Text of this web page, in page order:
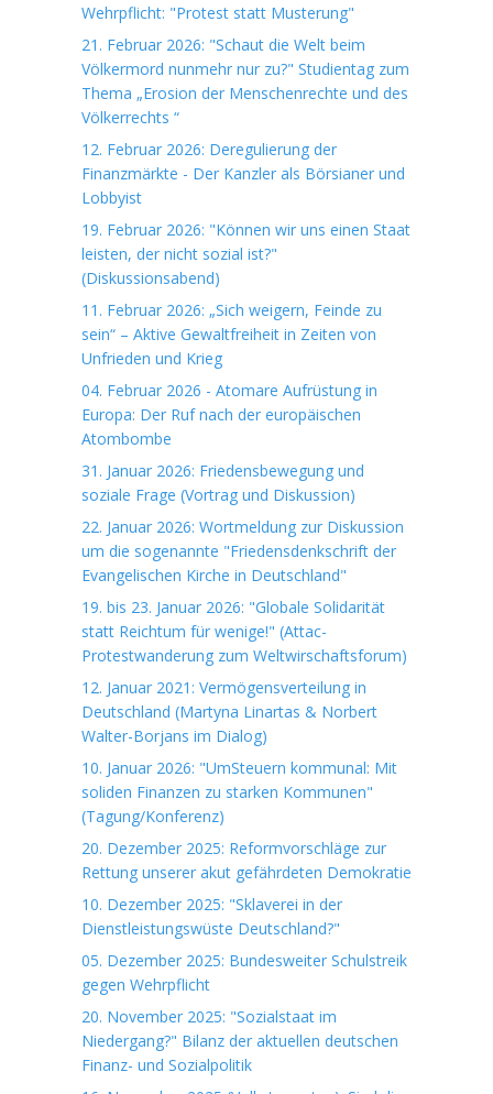
Wehrpflicht: "Protest statt Musterung"
21. Februar 2026: "Schaut die Welt beim
Völkermord nunmehr nur zu?" Studientag zum
Thema „Erosion der Menschenrechte und des
Völkerrechts “
12. Februar 2026: Deregulierung der
Finanzmärkte - Der Kanzler als Börsianer und
Lobbyist
19. Februar 2026: "Können wir uns einen Staat
leisten, der nicht sozial ist?"
(Diskussionsabend)
11. Februar 2026: „Sich weigern, Feinde zu
sein“ – Aktive Gewaltfreiheit in Zeiten von
Unfrieden und Krieg
04. Februar 2026 - Atomare Aufrüstung in
Europa: Der Ruf nach der europäischen
Atombombe
31. Januar 2026: Friedensbewegung und
soziale Frage (Vortrag und Diskussion)
22. Januar 2026: Wortmeldung zur Diskussion
um die sogenannte "Friedensdenkschrift der
Evangelischen Kirche in Deutschland"
19. bis 23. Januar 2026: "Globale Solidarität
statt Reichtum für wenige!" (Attac-
Protestwanderung zum Weltwirschaftsforum)
12. Januar 2021: Vermögensverteilung in
Deutschland (Martyna Linartas & Norbert
Walter-Borjans im Dialog)
10. Januar 2026: "UmSteuern kommunal: Mit
soliden Finanzen zu starken Kommunen"
(Tagung/Konferenz)
20. Dezember 2025: Reformvorschläge zur
Rettung unserer akut gefährdeten Demokratie
10. Dezember 2025: "Sklaverei in der
Dienstleistungswüste Deutschland?"
05. Dezember 2025: Bundesweiter Schulstreik
gegen Wehrpflicht
20. November 2025: "Sozialstaat im
Niedergang?" Bilanz der aktuellen deutschen
Finanz- und Sozialpolitik